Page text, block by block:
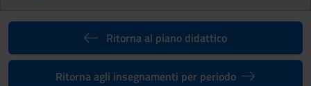
Ritorna al piano didattico
Ritorna agli insegnamenti per periodo